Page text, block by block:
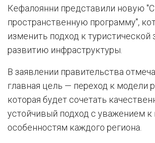
Кефалоянни представили новую
пространственную программу",
изменить подход к туристической
развитию инфраструктуры.
В заявлении правительства
главная цель — переход к модели
которая будет сочетать
устойчивый подход с уважением к
особенностям каждого региона.